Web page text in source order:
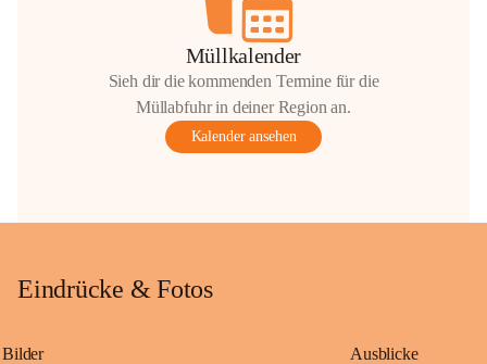
Müllkalender
Sieh dir die kommenden Termine für die
Müllabfuhr in deiner Region an.
Kalender ansehen
Eindrücke & Fotos
Bilder Ausblicke